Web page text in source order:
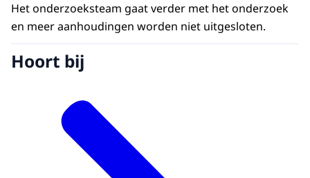
Het onderzoeksteam gaat verder met het onderzoek
en meer aanhoudingen worden niet uitgesloten.
Hoort bij